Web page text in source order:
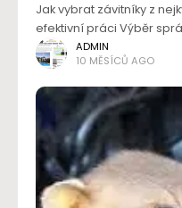
Jak vybrat závitníky z
efektivní práci Výběr
otázkou rychlosti
přesnosti výsledného
ADMIN
10 MĚSÍCŮ AGO